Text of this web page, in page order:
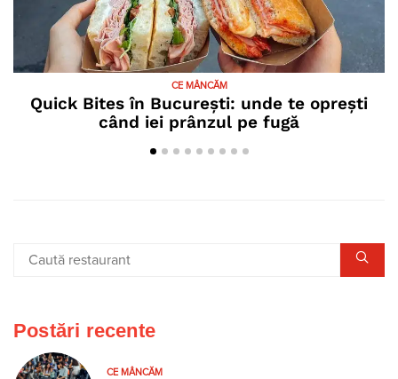
CE MÂNCĂM
Quick Bites în București: unde te oprești
când iei prânzul pe fugă
Postări recente
CE MÂNCĂM